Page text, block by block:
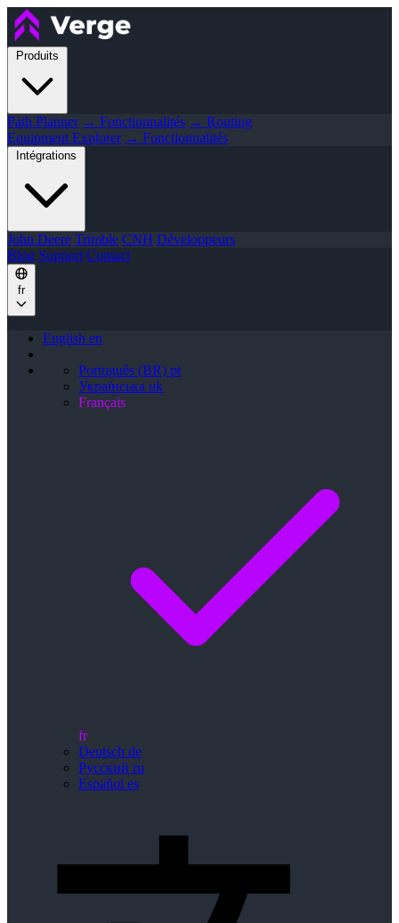
Produits
Path Planner → Fonctionnalités → Routing
Equipment Explorer → Fonctionnalités
Intégrations
John Deere Trimble CNH Développeurs
Blog Support Contact
fr
English en
Português (BR) pt
Українська uk
Français
fr
Deutsch de
Русский ru
Español es